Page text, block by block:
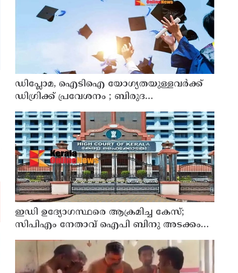
ഡിപ്ലോമ, ഐടിഐ യോഗ്യതയുള്ളവര്‍ക്ക്
ഡിഗ്രിക്ക് പ്രവേശനം ; ബിരുദ
പ്രവേശനത്തിന് പ്ലസ് ടു നിര്‍ബന്ധമില്ല;
ഉത്തരവ് പുറത്തിറക്കി ഉന്നത വിദ്യാഭ്യാസ
വകുപ്പ്
ഇഡി ഉദ്യോഗസ്ഥരെ ആക്രമിച്ച കേസ്;
സിപിഎം നേതാവ് ഐപി ബിനു അടക്കം
ആറു പേർക്ക് കൂടി ജാമ്യം